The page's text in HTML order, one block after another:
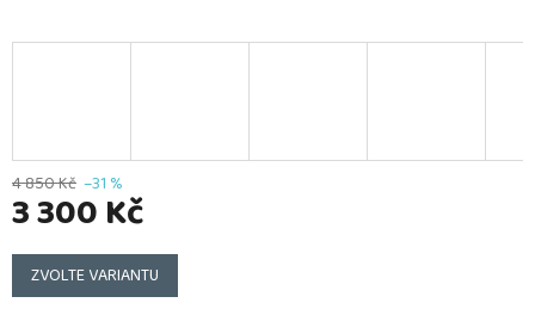
4 850 Kč –31 %
3 300 Kč
Měrná
cena:
ZVOLTE VARIANTU